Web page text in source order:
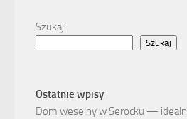
Szukaj
Szukaj
Ostatnie wpisy
Dom weselny w Serocku —